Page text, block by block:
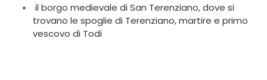
il borgo medievale di San Terenziano, dove si
trovano le spoglie di Terenziano, martire e primo
vescovo di Todi